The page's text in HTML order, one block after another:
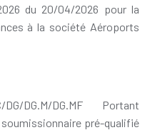
du 20/04/2026 pour la
à la société Aéroports
DG/DG.M/DG.MF Portant
pré-qualifié